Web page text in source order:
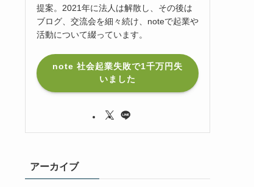
提案。2021年に法人は解散し、その後は
ブログ、交流会を細々続け、noteで起業や
活動について綴っています。
note 社会起業失敗で1千万円失
いました
アーカイブ